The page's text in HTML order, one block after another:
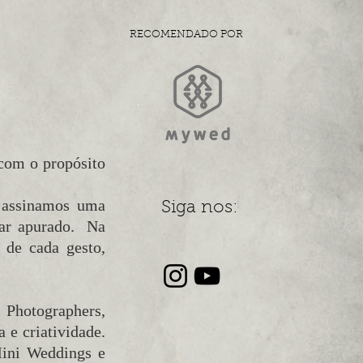
o propósito
uma
apurado. Na
cada gesto,
e criatividade.
Weddings e
RECOMENDADO POR
Siga nos: